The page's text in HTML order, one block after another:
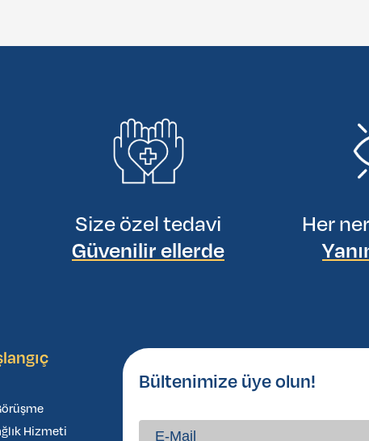
Size özel tedavi
Güvenilir ellerde
Her
Hizmeti
Bültenimize üye olun!